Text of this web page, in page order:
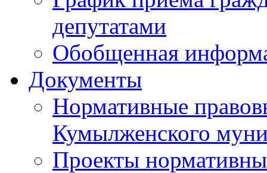
депутатами
Обобщенная
Документы
Нормативные
Кумылженского
Проекты